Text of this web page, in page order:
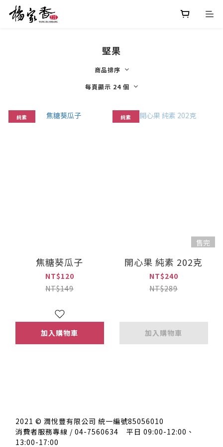
堅果
商品排序
每頁顯示 24 個
純素
焦糖葵瓜子
NT$120
NT$149
加入購物車
純素
售完
開心果 純素 202克
NT$240
NT$289
加入購物車
2021 © 潤悅豐有限公司 統一編號85056010
消費者服務專線 / 04-7560634 平日 09:00-12:00、
13:00-17:00